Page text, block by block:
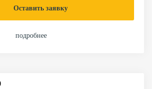
Оставить заявку
подробнее